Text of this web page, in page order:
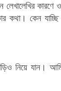
কারণে
কথা। কেন
নিয়ে যান ।